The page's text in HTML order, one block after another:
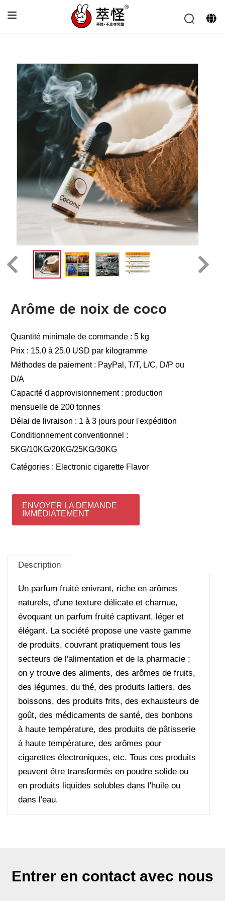
Arôme pour cigarette électronique
Arôme de
Arôme de noix de coco
Quantité minimale de commande : 5 kg
Prix : 15,0 à 25,0 USD par kilogramme
Méthodes de paiement : PayPal, T/T, L/C, D/P ou
D/A
Capacité d'approvisionnement : production
mensuelle de 200 tonnes
Délai de livraison : 1 à 3 jours pour l'expédition
Conditionnement conventionnel :
5KG/10KG/20KG/25KG/30KG
Catégories : Electronic cigarette Flavor
ENVOYER LA DEMANDE
IMMÉDIATEMENT
Description
Un parfum fruité enivrant, riche en arômes
naturels, d'une texture délicate et charnue,
évoquant un parfum fruité captivant, léger et
élégant. La société propose une vaste gamme
de produits, couvrant pratiquement tous les
secteurs de l'alimentation et de la pharmacie ;
on y trouve des aliments, des arômes de fruits,
des légumes, du thé, des produits laitiers, des
boissons, des produits frits, des exhausteurs de
goût, des médicaments de santé, des bonbons
à haute température, des produits de pâtisserie
à haute température, des arômes pour
cigarettes électroniques, etc. Tous ces produits
peuvent être transformés en poudre solide ou
en produits liquides solubles dans l'huile ou
dans l'eau.
Entrer en contact avec nous